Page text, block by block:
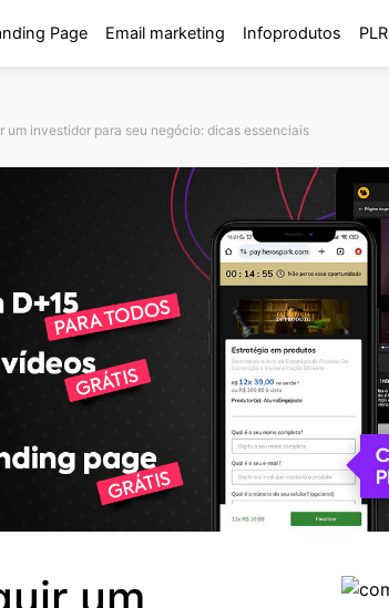
Page Email marketing Infoprodutos PLR
um investidor para seu negócio: dicas essenciais